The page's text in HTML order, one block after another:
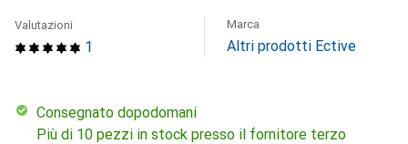
1
Valutazioni Marca
Altri prodotti Ective
Consegnato dopodomani
Più di 10 pezzi in stock presso il fornitore terzo